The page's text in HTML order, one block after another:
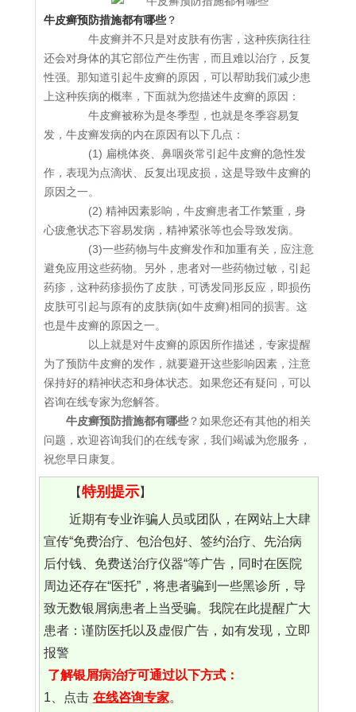
牛皮癣预防措施都有哪些？
牛皮癣并不只是对皮肤有伤害，这种疾病往往
还会对身体的其它部位产生伤害，而且难以治疗，反复
性强。那知道引起牛皮癣的原因，可以帮助我们减少患
上这种疾病的概率，下面就为您描述牛皮癣的原因：
牛皮癣被称为是冬季型，也就是冬季容易复
发，牛皮癣发病的内在原因有以下几点：
(1) 扁桃体炎、鼻咽炎常引起牛皮癣的急性发
作，表现为点滴状、反复出现皮损，这是导致牛皮癣的
原因之一。
(2) 精神因素影响，牛皮癣患者工作繁重，身
心疲惫状态下容易发病，精神紧张等也会导致发病。
(3)一些药物与牛皮癣发作和加重有关，应注意
避免应用这些药物。另外，患者对一些药物过敏，引起
药疹，这种药疹损伤了皮肤，可诱发同形反应，即损伤
皮肤可引起与原有的皮肤病(如牛皮癣)相同的损害。这
也是牛皮癣的原因之一。
以上就是对牛皮癣的原因所作描述，专家提醒
为了预防牛皮癣的发作，就要避开这些影响因素，注意
保持好的精神状态和身体状态。如果您还有疑问，可以
咨询在线专家为您解答。
牛皮癣预防措施都有哪些 ？如果您还有其他的相关
问题，欢迎咨询我们的在线专家，我们竭诚为您服务，
祝您早日康复。
【特别提示】
近期有专业诈骗人员或团队，在网站上大肆
宣传“免费治疗、包治包好、签约治疗、先治病
后付钱、免费送治疗仪器“等广告，同时在医院
周边还存在“医托”，将患者骗到一些黑诊所，导
致无数银屑病患者上当受骗。我院在此提醒广大
患者：谨防医托以及虚假广告，如有发现，立即
报警
了解银屑病治疗可通过以下方式：
1、点击 在线咨询专家。